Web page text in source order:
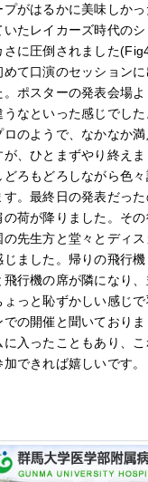
プがはるかに美味しか
たレイカーズ時代の
に圧倒されました
て口演のセッション
ポスターの発表会場
なといった感じでし
のようで、なかなか
、ひとまずやり終え
ろもどろしながら色
。最終日の発表だっ
の荷が降りました。そ
先生方と堂々とディ
じました。帰りの飛行
行機の席が隣になり
っと恥ずかしい感じで
の開催と聞いており
入ったこともあり、
できれば嬉しいです。